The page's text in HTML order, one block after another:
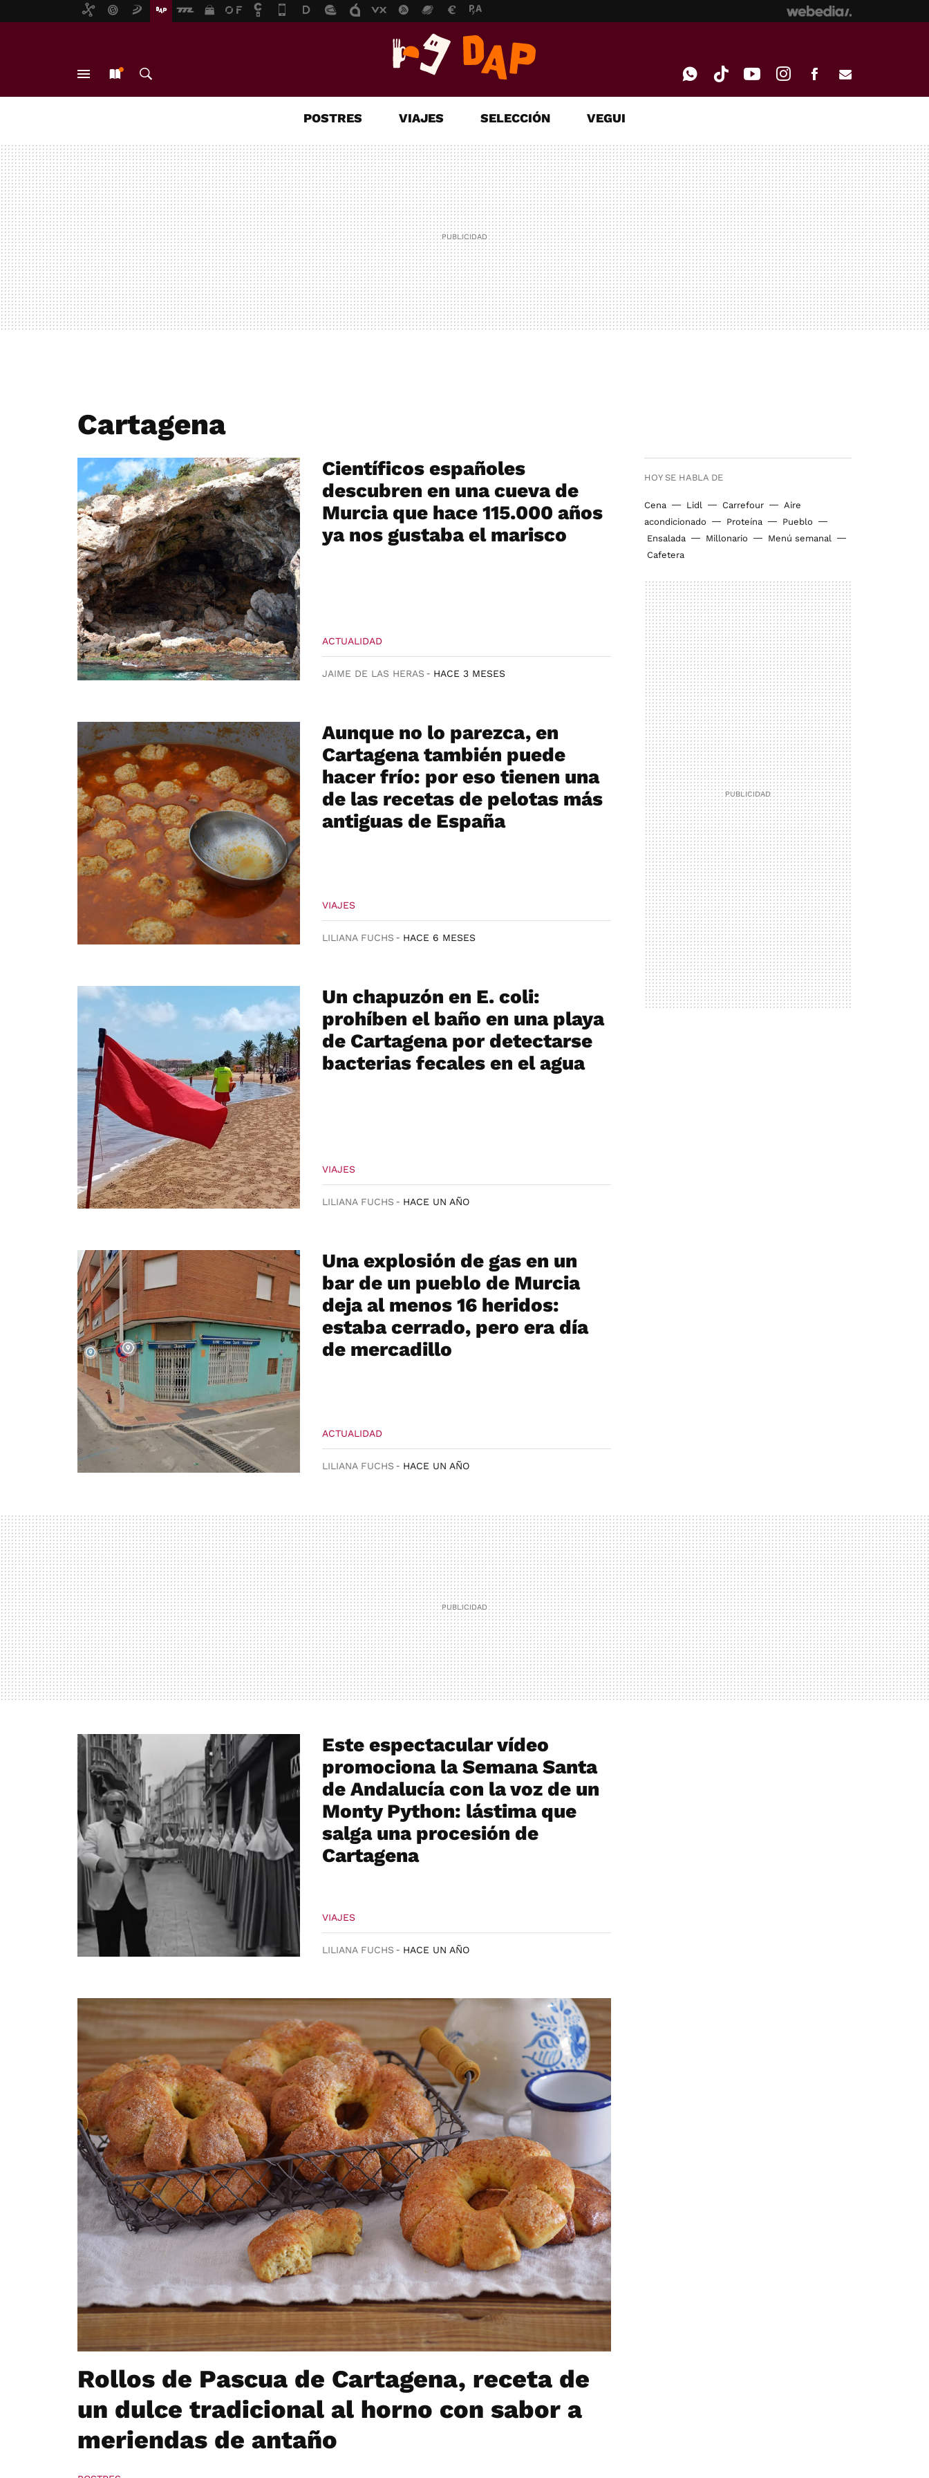
MAIL
POSTRES VIAJES SELECCIÓN VEGUI
Cartagena
HOY SE HABLA DE
Cena Lidl Carrefour
Aire
acondicionado
Proteína
Pueblo
Ensalada
Millonario
Menú semanal
Cafetera
Científicos españoles
descubren en una cueva de
Murcia que hace 115.000 años
ya nos gustaba el marisco
ACTUALIDAD
JAIME DE LAS HERAS HACE 3 MESES
Aunque no lo parezca, en
Cartagena también puede
hacer frío: por eso tienen una
de las recetas de pelotas más
antiguas de España
VIAJES
LILIANA FUCHS HACE 6 MESES
Un chapuzón en E. coli:
prohíben el baño en una playa
de Cartagena por detectarse
bacterias fecales en el agua
VIAJES
LILIANA FUCHS HACE UN AÑO
Una explosión de gas en un
bar de un pueblo de Murcia
deja al menos 16 heridos:
estaba cerrado, pero era día
de mercadillo
ACTUALIDAD
LILIANA FUCHS HACE UN AÑO
Este espectacular vídeo
promociona la Semana Santa
de Andalucía con la voz de un
Monty Python: lástima que
salga una procesión de
Cartagena
VIAJES
LILIANA FUCHS HACE UN AÑO
Rollos de Pascua de Cartagena, receta de
un dulce tradicional al horno con sabor a
meriendas de antaño